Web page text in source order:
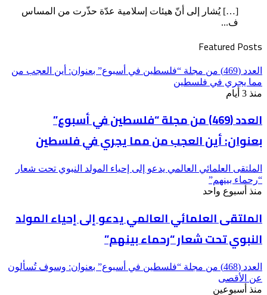
[…] يُشار إلى أنّ هيئات إسلامية عدّة حذّرت من المساس
ف...
Featured Posts
العدد (469) من مجلة “فلسطين في أسبوع” بعنوان: أين العجب من
مما يجري في فلسطين
منذ 3 أيام
العدد (469) من مجلة “فلسطين في أسبوع”
بعنوان: أين العجب من مما يجري في فلسطين
الملتقى العلمائي العالمي يدعو إلى إحياء المولد النبوي تحت شعار
“رحماء بينهم”
منذ أسبوع واحد
الملتقى العلمائي العالمي يدعو إلى إحياء المولد
النبوي تحت شعار “رحماء بينهم”
العدد (468) من مجلة “فلسطين في أسبوع” بعنوان: وسوف تُسألون
عن الأقصى
منذ أسبوعين